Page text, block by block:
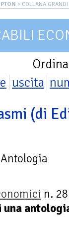
> COLLANA
uscita
(di
| Antologia
n.